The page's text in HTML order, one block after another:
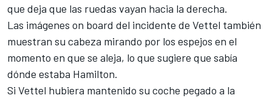
que deja que las ruedas vayan hacia la derecha.
Las imágenes on board del incidente de Vettel también
muestran su cabeza mirando por los espejos en el
momento en que se aleja, lo que sugiere que sabía
dónde estaba Hamilton.
Si Vettel hubiera mantenido su coche pegado a la